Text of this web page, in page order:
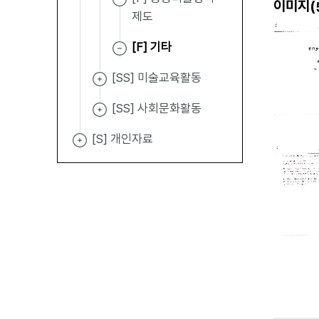
제도
[F] 기타
[SS] 미술교육활동
[SS] 사회문화활동
[S] 개인자료
이미지(